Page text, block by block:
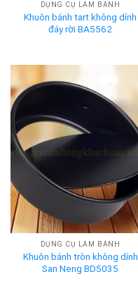
DỤNG CỤ LÀM BÁNH
Khuôn bánh tart không dính
đáy rời BA5562
DỤNG CỤ LÀM BÁNH
Khuôn bánh tròn không dính
San Neng BD5035